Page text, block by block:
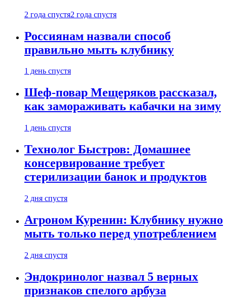
2 года спустя2 года спустя
Россиянам назвали способ
правильно мыть клубнику
1 день спустя
Шеф-повар Мещеряков рассказал,
как замораживать кабачки на зиму
1 день спустя
Технолог Быстров: Домашнее
консервирование требует
стерилизации банок и продуктов
2 дня спустя
Агроном Куренин: Клубнику нужно
мыть только перед употреблением
2 дня спустя
Эндокринолог назвал 5 верных
признаков спелого арбуза